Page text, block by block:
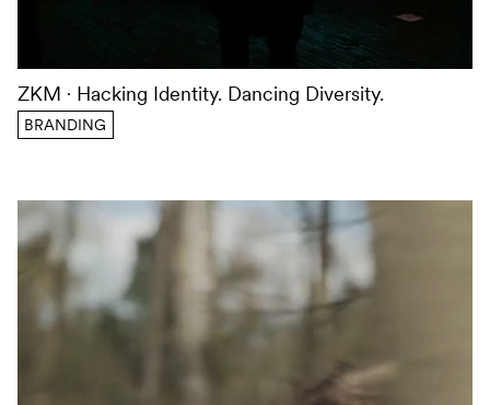
ZKM Hacking Identity. Dancing Diversity.
BRANDING